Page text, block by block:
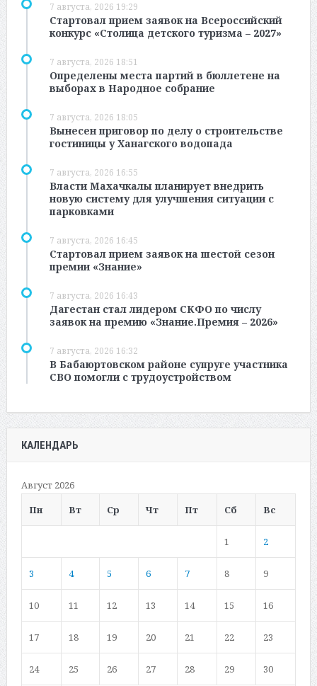
7 августа, 2026 19:29
Стартовал прием заявок на Всероссийский
конкурс «Столица детского туризма – 2027»
7 августа, 2026 18:51
Определены места партий в бюллетене на
выборах в Народное собрание
7 августа, 2026 18:05
Вынесен приговор по делу о строительстве
гостиницы у Ханагского водопада
7 августа, 2026 16:55
Власти Махачкалы планирует внедрить
новую систему для улучшения ситуации с
парковками
7 августа, 2026 16:45
Стартовал прием заявок на шестой сезон
премии «Знание»
7 августа, 2026 16:43
Дагестан стал лидером СКФО по числу
заявок на премию «Знание.Премия – 2026»
7 августа, 2026 16:32
В Бабаюртовском районе супруге участника
СВО помогли с трудоустройством
КАЛЕНДАРЬ
Август 2026
Пн
Вт Ср Чт Пт Сб Вс
1 2
3 4 5 6 7 8 9
10 11 12 13 14 15 16
17 18 19 20 21 22 23
24 25 26 27 28 29 30